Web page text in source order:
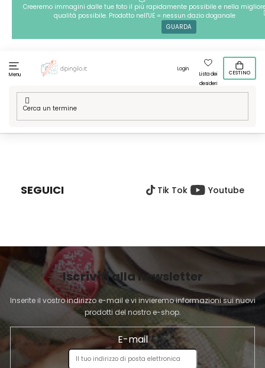
Passa
contenuto
Creeremo immagini dalle tue foto il più rapidamente possibile e nella
qualità possibile. Prodotto nell'UE = nessun dazio doganale
GUARDA
Menu
Login
Lista dei
desideri
CESTINO
Casa
Tecniche / Perline da stirare
Perline da stirare - Pesci
G
N
SEGUICI Tik Tok Youtube
Iscriviti alla newsletter
Inserite il vostro indirizzo e-mail e vi invieremo informazioni sui nuovi
prodotti del nostro e-shop.
E-mail